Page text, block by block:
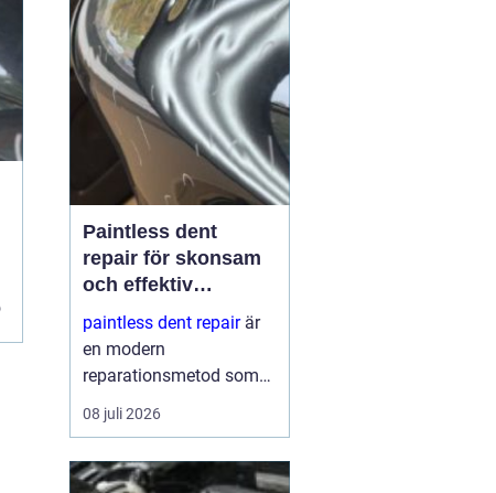
genomtänkt serviceplan
förlänger livslängden på
motorcykel...
Paintless dent
repair för skonsam
och effektiv
reparation av
bucklor
paintless dent repairär
en modern
reparationsmetod som
används för att ta bort
bucklor i bilplåt utan att
har blivit mycket populär
08 juli 2026